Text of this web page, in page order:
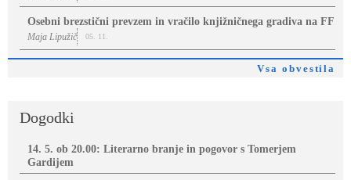
Osebni brezstični prevzem in vračilo knjižničnega gradiva na FF
Maja Lipužič 05. 11.
Vsa obvestila
Dogodki
14. 5. ob 20.00: Literarno branje in pogovor s Tomerjem
Gardijem